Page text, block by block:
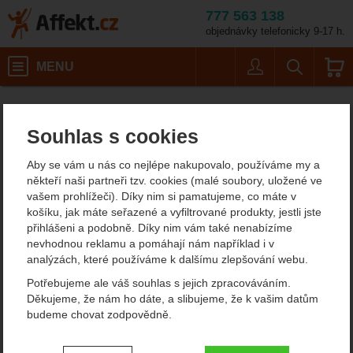
Souhlas s cookies
Aby se vám u nás co nejlépe nakupovalo, používáme my a
někteří naši partneři tzv. cookies (malé soubory, uložené ve
vašem prohlížeči). Díky nim si pamatujeme, co máte v
košíku, jak máte seřazené a vyfiltrované produkty, jestli jste
přihlášeni a podobně. Díky nim vám také nenabízíme
nevhodnou reklamu a pomáhají nám například i v
analýzách, které používáme k dalšímu zlepšování webu.
Potřebujeme ale váš souhlas s jejich zpracováváním.
Děkujeme, že nám ho dáte, a slibujeme, že k vašim datům
budeme chovat zodpovědně.
Nastavení souhlasů s kategoriemi
777 563 138
objednávky telefonicky 9-17 h.
MENU
GSI Halulite 1,1 L
GSI Halulite 1,1 L Boiler
outdoorové nádobí
Fotografie